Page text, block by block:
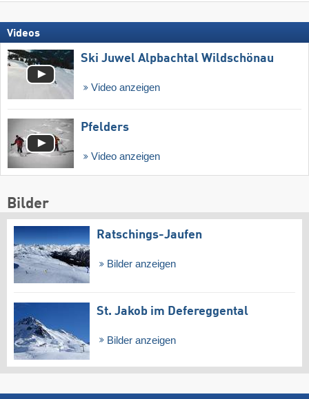
Videos
Ski Juwel Alpbachtal Wildschönau
Video anzeigen
Pfelders
Video anzeigen
Bilder
Ratschings-Jaufen
Bilder anzeigen
St. Jakob im Defereggental
Bilder anzeigen